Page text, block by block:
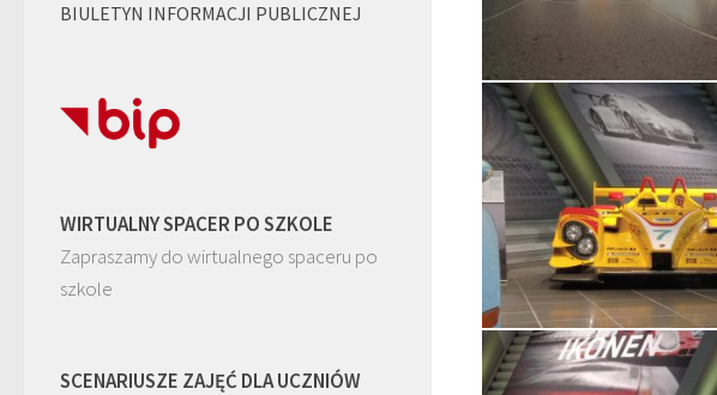
BIULETYN INFORMACJI PUBLICZNEJ
WIRTUALNY SPACER PO SZKOLE
Zapraszamy do wirtualnego spaceru po
szkole
SCENARIUSZE ZAJĘĆ DLA UCZNIÓW